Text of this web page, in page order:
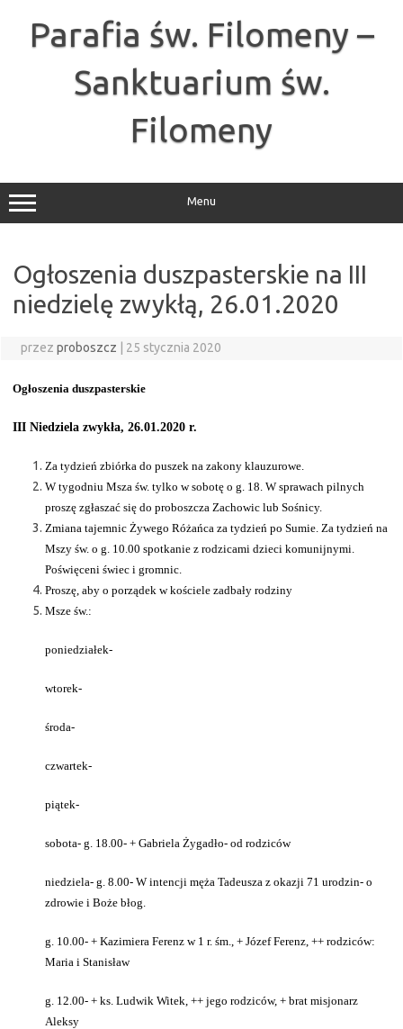
Parafia św. Filomeny –
Sanktuarium św.
Filomeny
Menu
Ogłoszenia duszpasterskie na III
niedzielę zwykłą, 26.01.2020
przez proboszcz 25 stycznia 2020
Ogłoszenia duszpasterskie
III Niedziela zwykła, 26.01.2020 r.
Za tydzień zbiórka do puszek na zakony klauzurowe.
W tygodniu Msza św. tylko w sobotę o g. 18. W sprawach pilnych
proszę zgłaszać się do proboszcza Zachowic lub Sośnicy.
Zmiana tajemnic Żywego Różańca za tydzień po Sumie. Za tydzień na
Mszy św. o g. 10.00 spotkanie z rodzicami dzieci komunijnymi.
Poświęceni świec i gromnic.
Proszę, aby o porządek w kościele zadbały rodziny
Msze św.:
poniedziałek-
wtorek-
środa-
czwartek-
piątek-
sobota- g. 18.00- + Gabriela Żygadło- od rodziców
niedziela- g. 8.00- W intencji męża Tadeusza z okazji 71 urodzin- o
zdrowie i Boże błog.
g. 10.00- + Kazimiera Ferenz w 1 r. śm., + Józef Ferenz, ++ rodziców:
Maria i Stanisław
g. 12.00- + ks. Ludwik Witek, ++ jego rodziców, + brat misjonarz
Aleksy